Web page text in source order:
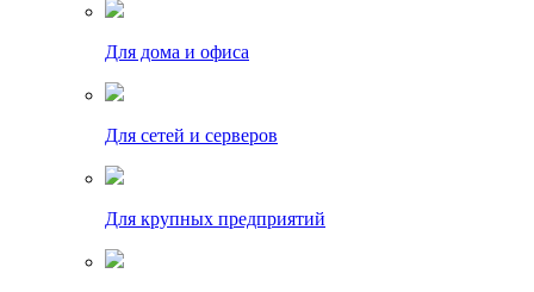
Для дома и офиса
Для сетей и серверов
Для крупных предприятий